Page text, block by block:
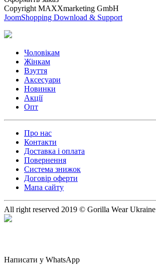
Copyright MAXXmarketing GmbH
JoomShopping Download & Support
Чоловікам
Жінкам
Взуття
Аксесуари
Новинки
Акції
Опт
Про нас
Контакти
Доставка і оплата
Повернення
Система знижок
Договір оферти
Мапа сайту
All right reserved 2019 © Gorilla Wear Ukraine
Написати у WhatsApp